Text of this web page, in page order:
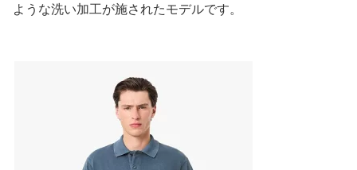
ような洗い加工が施されたモデルです。